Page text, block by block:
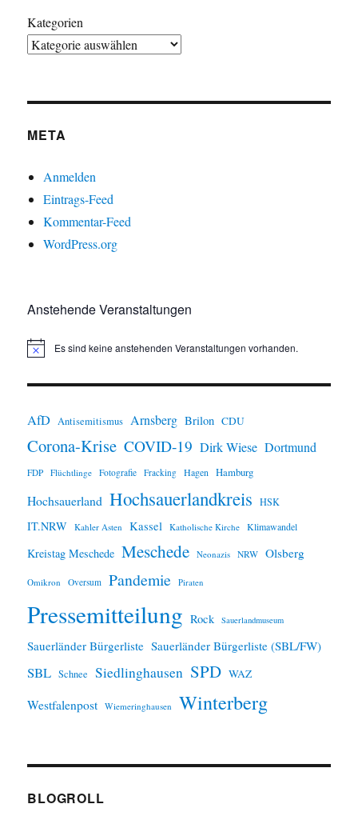
Kategorien
META
Anmelden
Eintrags-Feed
Kommentar-Feed
WordPress.org
Anstehende Veranstaltungen
H
w
s
Es sind keine anstehenden Veranstaltungen vorhanden.
AfD Antisemitismus Arnsberg Brilon CDU
Corona-Krise COVID-19 Dirk Wiese Dortmund
FDP Flüchtlinge Fotografie Fracking Hagen Hamburg
Hochsauerland Hochsauerlandkreis HSK
IT.NRW Kahler Asten Kassel Katholische Kirche Klimawandel
Kreistag Meschede Meschede Neonazis NRW Olsberg
Omikron Oversum Pandemie Piraten
Pressemitteilung Rock Sauerlandmuseum
Sauerländer Bürgerliste Sauerländer Bürgerliste (SBL/FW)
SBL Schnee Siedlinghausen SPD WAZ
Westfalenpost Wiemeringhausen Winterberg
BLOGROLL